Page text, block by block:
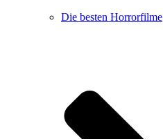
Die besten Horrorfilme